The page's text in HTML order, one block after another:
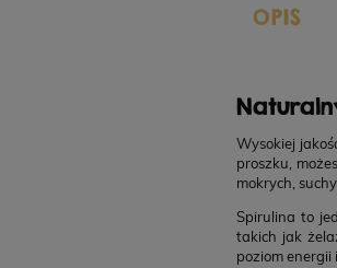
OPIS
Wysokiej
proszku,
mokrych,
Spirulina to
takich jak
poziom energii